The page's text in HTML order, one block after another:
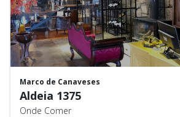
Marco de Canaveses
Aldeia 1375
Onde Comer